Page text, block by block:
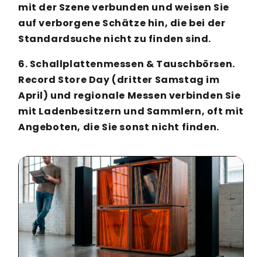
mit der Szene verbunden und weisen Sie
auf verborgene Schätze hin, die bei der
Standardsuche nicht zu finden sind.
6. Schallplattenmessen & Tauschbörsen.
Record Store Day (dritter Samstag im
April) und regionale Messen verbinden Sie
mit Ladenbesitzern und Sammlern, oft mit
Angeboten, die Sie sonst nicht finden.